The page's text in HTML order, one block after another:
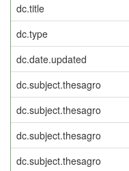
dc.title
dc.type
dc.date.updated
dc.subject.thesagro
dc.subject.thesagro
dc.subject.thesagro
dc.subject.thesagro